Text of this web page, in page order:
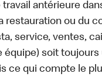
antérieure
restauration ou du
service, ventes,
équipe) soit
ce qui compte le